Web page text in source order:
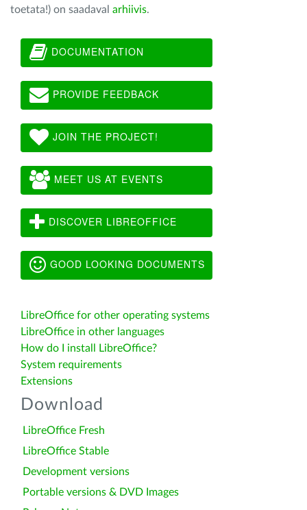
toetata!) on saadaval arhiivis.
DOCUMENTATION
PROVIDE FEEDBACK
JOIN THE PROJECT!
MEET US AT EVENTS
DISCOVER LIBREOFFICE
GOOD LOOKING DOCUMENTS
LibreOffice for other operating systems
LibreOffice in other languages
How do I install LibreOffice?
System requirements
Extensions
Download
LibreOffice Fresh
LibreOffice Stable
Development versions
Portable versions & DVD Images